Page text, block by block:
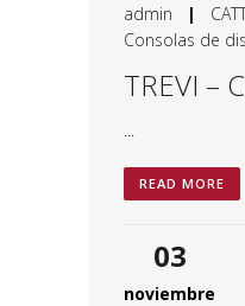
admin |
Consolas de
TREVI –
READ MORE
03
noviembre